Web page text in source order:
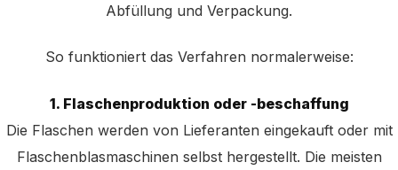
Abfüllung und Verpackung.
So funktioniert das Verfahren normalerweise:
1. Flaschenproduktion oder -beschaffung
Die Flaschen werden von Lieferanten eingekauft oder mit
Flaschenblasmaschinen selbst hergestellt. Die meisten